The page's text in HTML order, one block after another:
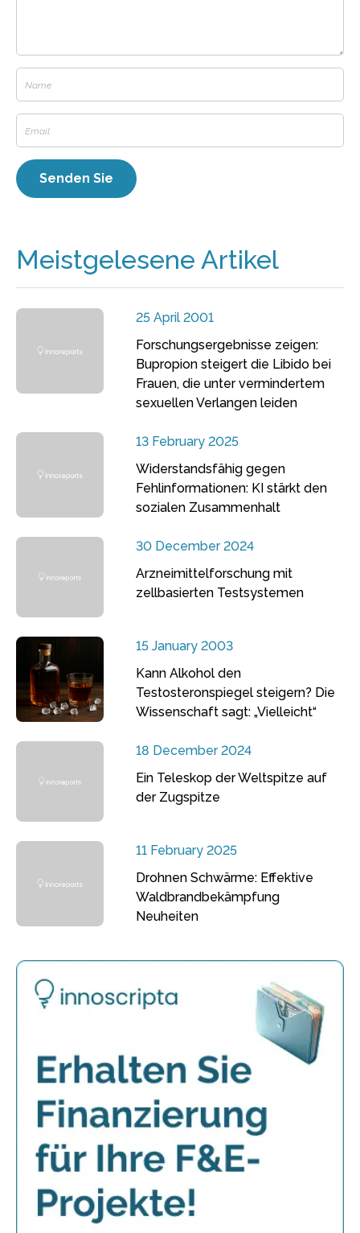
Meistgelesene Artikel
25 April 2001
Forschungsergebnisse zeigen:
Bupropion steigert die Libido bei
Frauen, die unter vermindertem
sexuellen Verlangen leiden
13 February 2025
Widerstandsfähig gegen
Fehlinformationen: KI stärkt den
sozialen Zusammenhalt
30 December 2024
Arzneimittelforschung mit
zellbasierten Testsystemen
15 January 2003
Kann Alkohol den
Testosteronspiegel steigern? Die
Wissenschaft sagt: „Vielleicht“
18 December 2024
Ein Teleskop der Weltspitze auf
der Zugspitze
11 February 2025
Drohnen Schwärme: Effektive
Waldbrandbekämpfung
Neuheiten